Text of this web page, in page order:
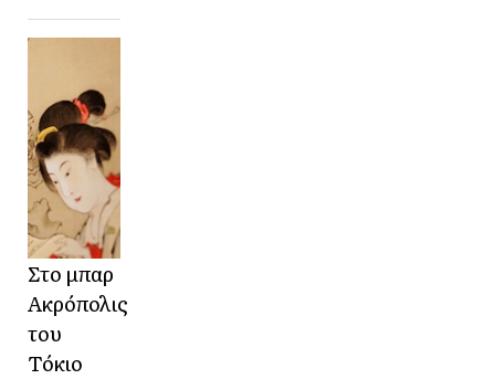
Στο μπαρ
Ακρόπολις
του
Τόκιο